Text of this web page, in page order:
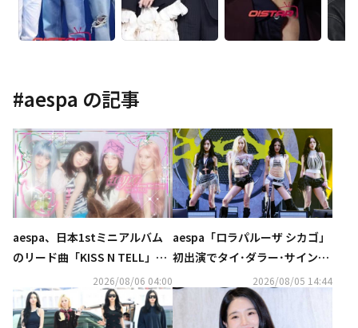
#aespa の記事
aespa、日本1stミニアルバム
のリード曲「KISS N TELL」が
オリコン週間ストリーミング急
上昇ランキングで1位に！
2026/08/06 04:00
aespa「ロラパルーザ シカゴ」
初出演でタイ･ダラー･サインと
コラボステージ披露！「Switc
hblade」MVもサプライズ公開
2026/08/05 14:44